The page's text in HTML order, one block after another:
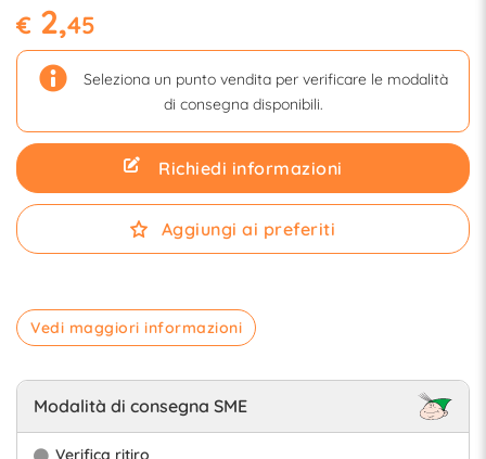
€ 2,45
Seleziona un punto vendita per verificare le modalità
di consegna disponibili.
Richiedi informazioni
Aggiungi ai preferiti
Vedi maggiori informazioni
Modalità di consegna SME
Verifica ritiro